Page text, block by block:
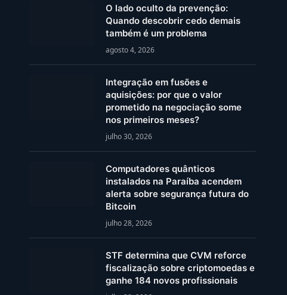
O lado oculto da prevenção:
Quando descobrir cedo demais
também é um problema
agosto 4, 2026
Integração em fusões e
aquisições: por que o valor
prometido na negociação some
nos primeiros meses?
julho 30, 2026
Computadores quânticos
instalados na Paraíba acendem
alerta sobre segurança futura do
Bitcoin
julho 28, 2026
STF determina que CVM reforce
fiscalização sobre criptomoedas e
ganhe 184 novos profissionais